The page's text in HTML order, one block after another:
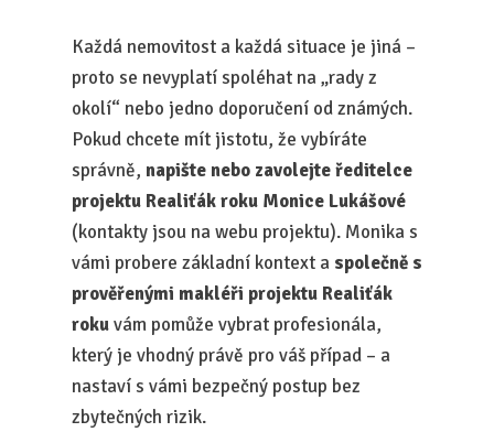
Každá nemovitost a každá situace je jiná –
proto se nevyplatí spoléhat na „rady z
okolí“ nebo jedno doporučení od známých.
Pokud chcete mít jistotu, že vybíráte
správně, napište nebo zavolejte ředitelce
projektu Realiťák roku Monice Lukášové
(kontakty jsou na webu projektu). Monika s
vámi probere základní kontext a společně s
prověřenými makléři projektu Realiťák
rokuvám pomůže vybrat profesionála,
který je vhodný právě pro váš případ – a
nastaví s vámi bezpečný postup bez
zbytečných rizik.